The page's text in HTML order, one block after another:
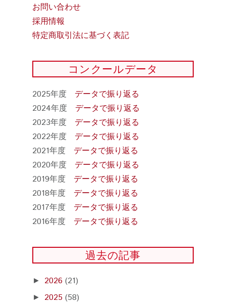
お問い合わせ
採用情報
特定商取引法に基づく表記
コンクールデータ
2025年度 データで振り返る
2024年度 データで振り返る
2023年度 データで振り返る
2022年度 データで振り返る
2021年度 データで振り返る
2020年度 データで振り返る
2019年度 データで振り返る
2018年度 データで振り返る
2017年度 データで振り返る
2016年度 データで振り返る
過去の記事
► 2026 (21)
► 2025 (58)